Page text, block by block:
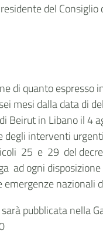
del
di quanto
mesi dalla data di
Beirut in Libano il 4
degli interventi
25 e 29 del
ad ogni
emergenze
pubblicata nella